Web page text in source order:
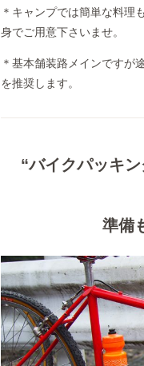
＊キャンプでは簡単な料理
身でご用意下さいませ。
＊基本舗装路メインですが
を推奨します。
“バイクパッキ
準備